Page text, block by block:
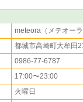
meteora（メテオーラ
都城市高崎町大牟田
0986-77-6787
17:00〜23:00
火曜日